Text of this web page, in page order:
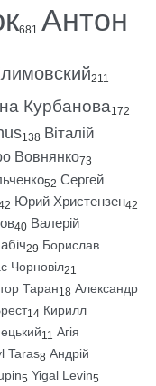
681 Антон
211
Курбанова172
138 Віталій
Вовнянко73
52 Сергей
Юрий Христензен42
40 Валерій
29 Борислав
Чорновіл21
Таран18 Александр
14 Кирилл
11 Агія
Taras8 Андрій
5 Yigal Levin5